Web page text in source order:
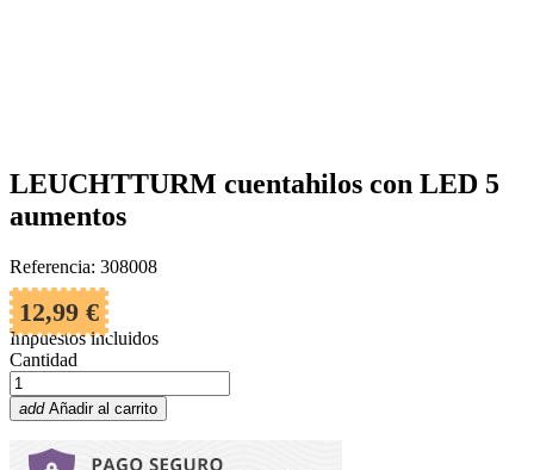
LEUCHTTURM cuentahilos con LED 5
aumentos
Referencia: 308008
12,99 €
Impuestos incluidos
Cantidad
add Añadir al carrito